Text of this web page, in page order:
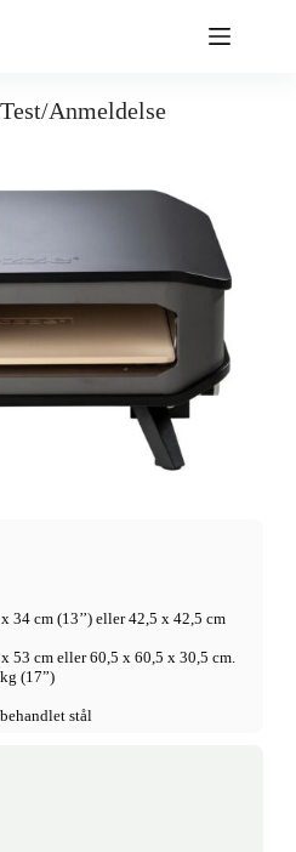
Anmeldelse
34 cm (13’’) eller 42,5 x 42,5 cm
53 cm eller 60,5 x 60,5 x 30,5 cm.
(17”)
stål